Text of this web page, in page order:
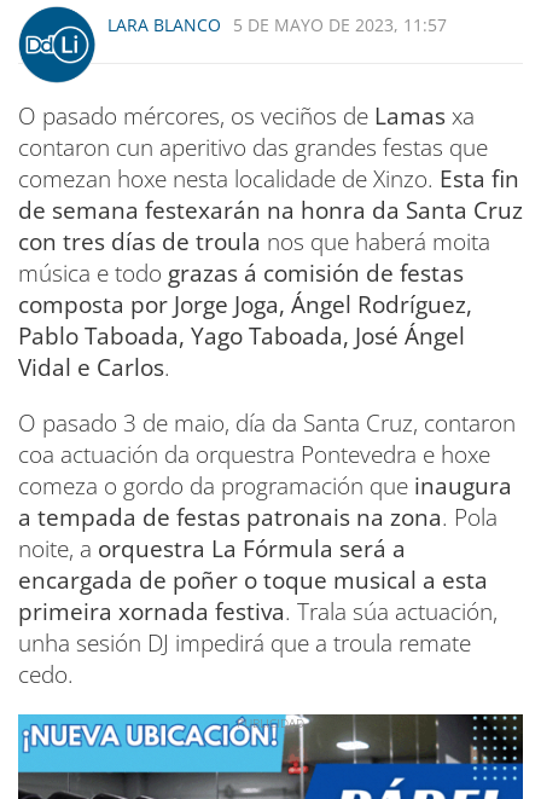
LARA BLANCO 5 DE MAYO DE 2023, 11:57
O pasado mércores, os veciños de Lamasxa
contaron cun aperitivo das grandes festas que
comezan hoxe nesta localidade de Xinzo. Esta fin
de semana festexarán na honra da Santa Cruz
con tres días de troula nos que haberá moita
música e todo grazas á comisión de festas
composta por Jorge Joga, Ángel Rodríguez,
Pablo Taboada, Yago Taboada, José Ángel
Vidal e Carlos.
O pasado 3 de maio, día da Santa Cruz, contaron
coa actuación da orquestra Pontevedra e hoxe
comeza o gordo da programación que inaugura
a tempada de festas patronais na zona. Pola
noite, a orquestra La Fórmula será a
encargada de poñer o toque musical a esta
primeira xornada festiva. Trala súa actuación,
unha sesión DJ impedirá que a troula remate
cedo.